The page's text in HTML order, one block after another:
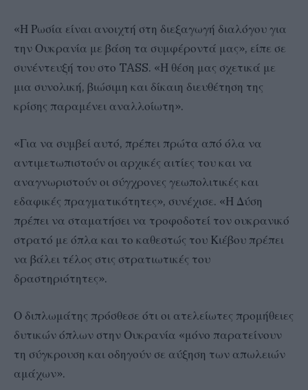
«Η Ρωσία είναι ανοιχτή στη διεξαγωγή διαλόγου για
την Ουκρανία με βάση τα συμφέροντά μας», είπε σε
συνέντευξή του στο TASS. «Η θέση μας σχετικά με
μια συνολική, βιώσιμη και δίκαιη διευθέτηση της
κρίσης παραμένει αναλλοίωτη».
«Για να συμβεί αυτό, πρέπει πρώτα από όλα να
αντιμετωπιστούν οι αρχικές αιτίες του και να
αναγνωριστούν οι σύγχρονες γεωπολιτικές και
εδαφικές πραγματικότητες», συνέχισε. «Η Δύση
πρέπει να σταματήσει να τροφοδοτεί τον ουκρανικό
στρατό με όπλα και το καθεστώς του Κιέβου πρέπει
να βάλει τέλος στις στρατιωτικές του
δραστηριότητες».
Ο διπλωμάτης πρόσθεσε ότι οι ατελείωτες προμήθειες
δυτικών όπλων στην Ουκρανία «μόνο παρατείνουν
τη σύγκρουση και οδηγούν σε αύξηση των απωλειών
αμάχων».